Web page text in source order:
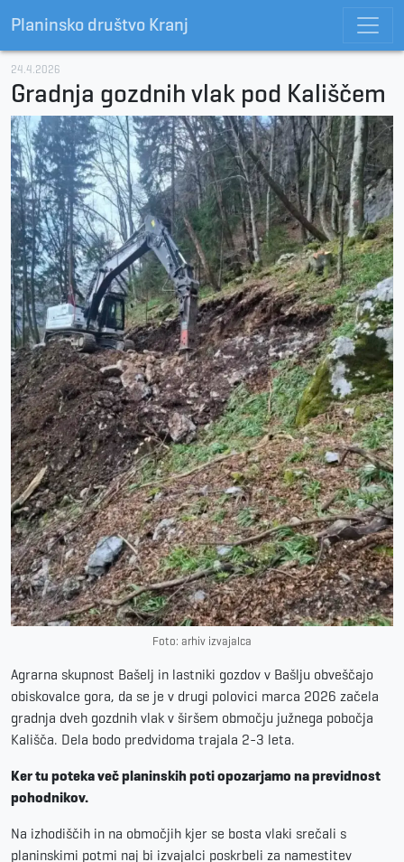
Planinsko društvo Kranj
24.4.2026
Gradnja gozdnih vlak pod Kališčem
Foto: arhiv izvajalca
Agrarna skupnost Bašelj in lastniki gozdov v Bašlju obveščajo
obiskovalce gora, da se je v drugi polovici marca 2026 začela
gradnja dveh gozdnih vlak v širšem območju južnega pobočja
Kališča. Dela bodo predvidoma trajala 2-3 leta.
Ker tu poteka več planinskih poti opozarjamo na previdnost
pohodnikov.
Na izhodiščih in na območjih kjer se bosta vlaki srečali s
planinskimi potmi naj bi izvajalci poskrbeli za namestitev